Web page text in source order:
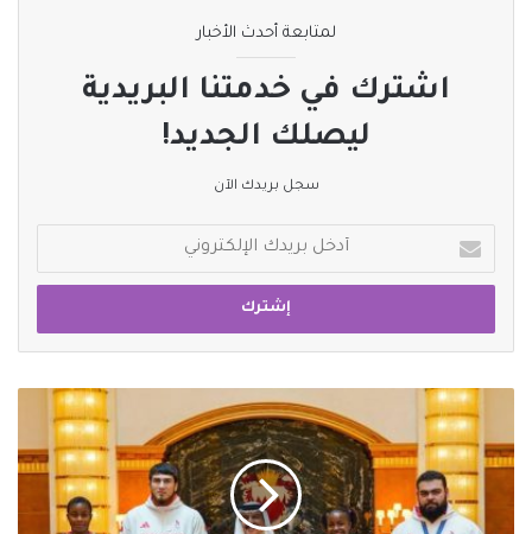
لمتابعة أحدث الأخبار
اشترك في خدمتنا البريدية
ليصلك الجديد!
سجل بريدك الآن
بريدك
الإلكتروني
البحرين
يكرم
أبطال
أولمبياد
باريس